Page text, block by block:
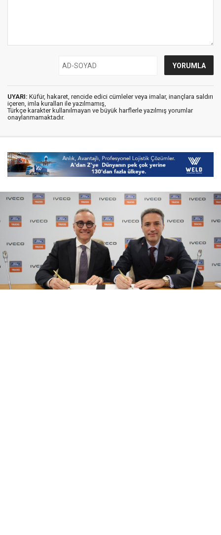
UYARI: Küfür, hakaret, rencide edici cümleler veya imalar, inançlara saldırı
içeren, imla kuralları ile yazılmamış,
Türkçe karakter kullanılmayan ve büyük harflerle yazılmış yorumlar
onaylanmamaktadır.